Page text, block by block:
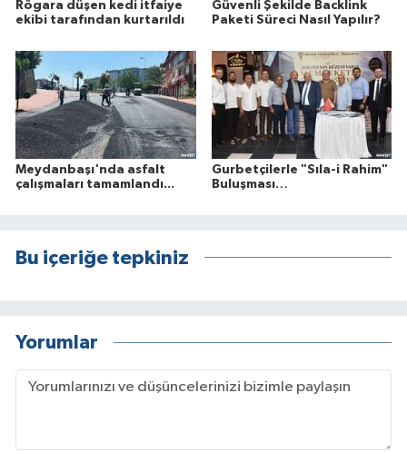
Rögara düşen kedi itfaiye
ekibi tarafından kurtarıldı
Güvenli Şekilde Backlink
Paketi Süreci Nasıl Yapılır?
Meydanbaşı'nda asfalt
çalışmaları tamamlandı...
Gurbetçilerle "Sıla-i Rahim"
Buluşması…
Bu içeriğe tepkiniz
Yorumlar